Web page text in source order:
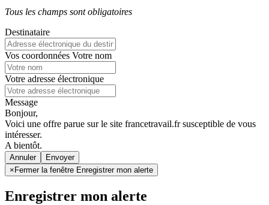
Tous les champs sont obligatoires
Destinataire
Vos coordonnées Votre nom
Votre adresse électronique
Message
Bonjour,
Voici une offre parue sur le site francetravail.fr susceptible de vous
intéresser.
A bientôt.
Annuler
× Fermer la fenêtre Enregistrer mon alerte
Enregistrer mon alerte